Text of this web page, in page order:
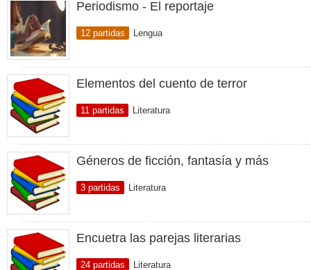
Periodismo - El reportaje
12 partidas Lengua
Elementos del cuento de terror
11 partidas Literatura
Géneros de ficción, fantasía y más
3 partidas Literatura
Encuetra las parejas literarias
24 partidas Literatura